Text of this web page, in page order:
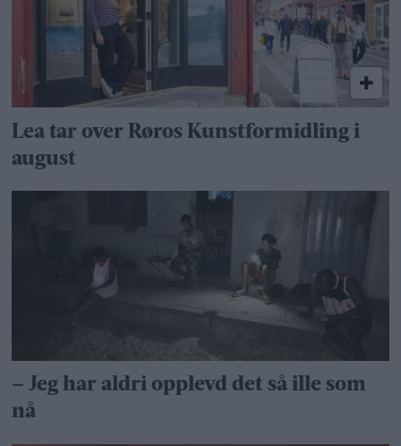
Lea tar over Røros Kunstformidling i
august
– Jeg har aldri opplevd det så ille som
nå